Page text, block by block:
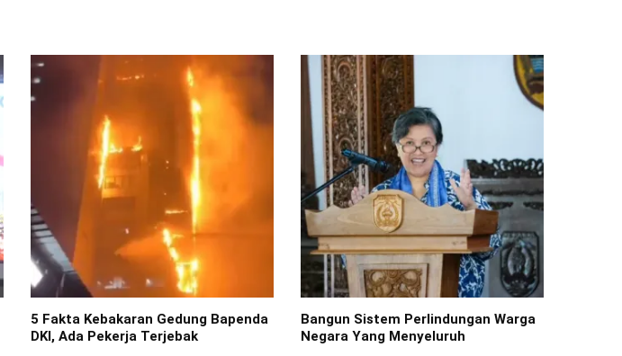
5 Fakta Kebakaran Gedung Bapenda
DKI, Ada Pekerja Terjebak
Bangun Sistem Perlindungan Warga
Negara Yang Menyeluruh